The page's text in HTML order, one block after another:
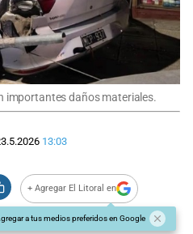
importantes daños materiales.
13:03
+ Agregar El Litoral en
a tus medios preferidos en Google